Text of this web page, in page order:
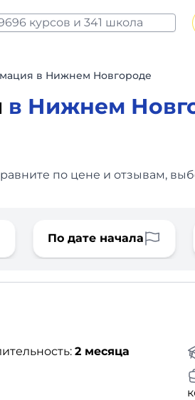
в Нижнем Новгороде
в Нижнем
по цене и отзывам,
По дате начала
2 месяца
Курсы по нейросетям
Бесплатно